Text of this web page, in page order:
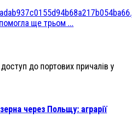
ще трьом ...
через Польщу: аграрії